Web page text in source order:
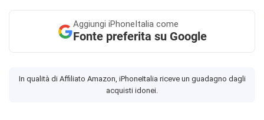
Aggiungi iPhoneItalia come
Fonte preferita su Google
In qualità di Affiliato Amazon, iPhoneItalia riceve un guadagno dagli
acquisti idonei.